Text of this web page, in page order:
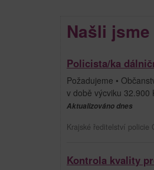
Našli
Policista/ka
Požadujeme •
v době výcviku 32.900
Aktualizováno dnes
Krajské ředitelství policie
Kontrola kvality